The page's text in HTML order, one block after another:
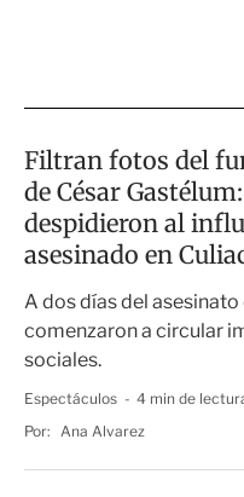
Filtran fotos del
de César
despidieron al
asesinado en
A dos días del
comenzaron a circular
sociales.
Espectáculos
4 min de
Por:
Ana Alvarez